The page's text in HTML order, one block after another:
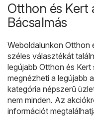
Otthon és Kert
Bácsalmás
Weboldalunkon Otthon
széles választékát
legújabb Otthon és
megnézheti a legújabb
kategória népszerű
nem minden. Az
információt